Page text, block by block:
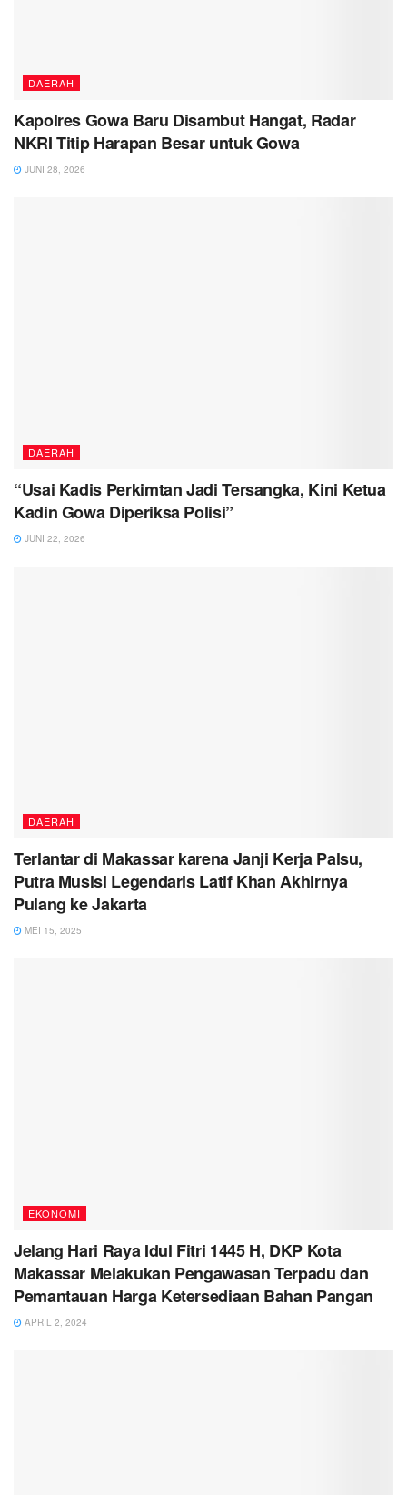
DAERAH
Kapolres Gowa Baru Disambut Hangat, Radar
NKRI Titip Harapan Besar untuk Gowa
JUNI 28, 2026
DAERAH
“Usai Kadis Perkimtan Jadi Tersangka, Kini Ketua
Kadin Gowa Diperiksa Polisi”
JUNI 22, 2026
DAERAH
Terlantar di Makassar karena Janji Kerja Palsu,
Putra Musisi Legendaris Latif Khan Akhirnya
Pulang ke Jakarta
MEI 15, 2025
EKONOMI
Jelang Hari Raya Idul Fitri 1445 H, DKP Kota
Makassar Melakukan Pengawasan Terpadu dan
Pemantauan Harga Ketersediaan Bahan Pangan
APRIL 2, 2024